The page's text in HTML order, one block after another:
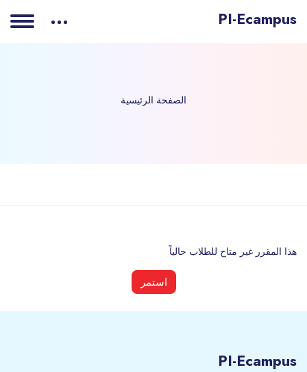
PI-Ecampus
الصفحة الرئيسية
هذا المقرر غير متاح للطلاب حالياً
استمر
PI-Ecampus